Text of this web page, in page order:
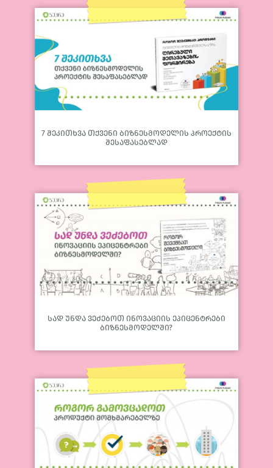
7 შეკითხვა თქვენი ბიზნესმოდელის პროექტის
შესაფასებლად
სად უნდა ვეძებოთ ინოვაციის ეპიცენტრები
ბიზნესმოდელში?